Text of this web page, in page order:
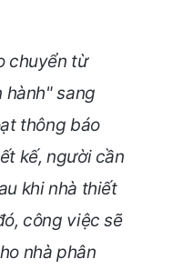
chuyển từ
hành" sang
thông báo
kế, người cần
khi nhà thiết
công việc sẽ
nhà phân